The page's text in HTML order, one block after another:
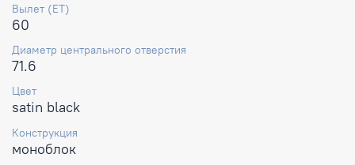
Вылет (ET)
60
Диаметр центрального отверстия
71.6
Цвет
satin black
Конструкция
моноблок